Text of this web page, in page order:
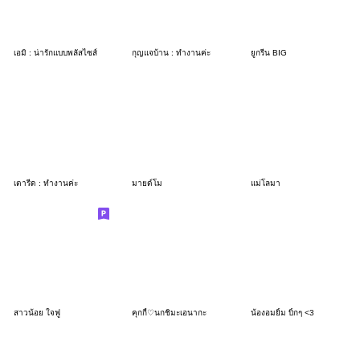
เอมิ : น่ารักแบบพลัสไซส์ กุญแจบ้าน : ทำงานค่ะ ยูกรีน BIG
เตารีด : ทำงานค่ะ มายด์โม แม่โลมา
สาวน้อย ใจฟู คุกกี้♡นกชิมะเอนากะ น้องอมยิ้ม บิ้กๆ <3